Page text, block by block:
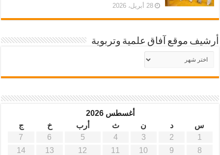
28 أبريل، 2026
أرشيف موقع آفاق علمية وتربوية
أرشيف
موقع
أغسطس 2026
س
د ن ث أرب خ
ج
1
2
3
4
5
6
7
8
9
10
11
12
13
14